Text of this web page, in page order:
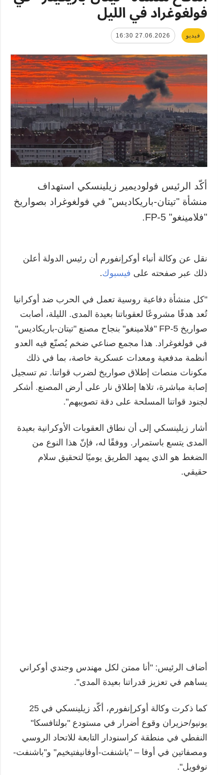
فولغوغراد في الليل
فيديو 27.06.2026 16:30
أكّد الرئيس فولوديمير زيلينسكي استهداف
منشأة "تيتان-باريكاديس" في فولغوغراد بصواريخ
"فلامينغو" FP-5.
نقل عن وكالة أنباء أوكرإنفورم أن رئيس الدولة أعلن
ذلك عبر صفحته على فيسبوك.
"كل منشأة دفاعية روسية تعمل في الحرب ضد أوكرانيا
تُعد هدفًا مشروعًا لعقوباتنا بعيدة المدى. الليلة، أصابت
صواريخ FP-5 "فلامينغو" بنجاح مصنع "تيتان-باريكاديس"
في فولغوغراد. هذا مجمع صناعي ضخم يُصنّع فيه العدو
أنظمة مدفعية ومعدات عسكرية خاصة، بما في ذلك
مكونات منصات إطلاق صواريخ لضرب قواتنا. تم تسجيل
إصابة مباشرة، تلاها إطلاق نار على أرض المصنع. أشكر
لجنود قواتنا المسلحة على دقة تصويبهم".
أشار زيلينسكي إلى أن نطاق العقوبات الأوكرانية بعيدة
المدى يتسع باستمرار. ووفقًا له، فإنّ هذا النوع من
الضغط هو الذي يمهد الطريق يوميًا لتحقيق سلام
حقيقي.
أضاف الرئيس: "أنا ممتن لكل مهندس وجندي أوكراني
يساهم في تعزيز قدراتنا بعيدة المدى".
كما ذكرت وكالة أوكرإنفورم، أكّد زيلينسكي في 25
يونيو/حزيران وقوع أضرار في مستودع "بولتافسكا"
النفطي في منطقة كراسنودار التابعة للاتحاد الروسي
ومصفاتين في أوفا – "باشنفت-أوفانيفتيخيم" و"باشنفت-
نوفويل".